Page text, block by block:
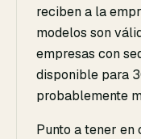
reciben a la
modelos son
empresas con
disponible para
probablemente
Punto a tener